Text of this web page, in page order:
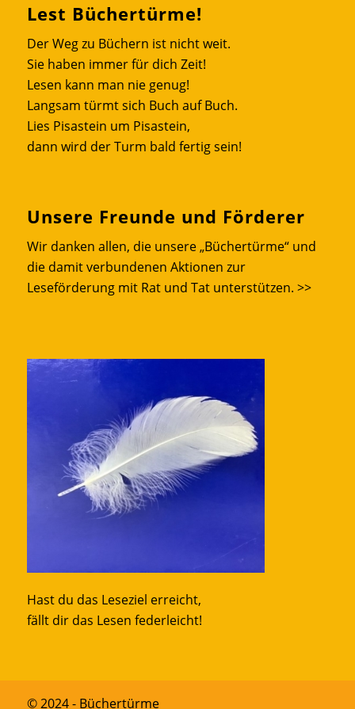
Lest Büchertürme!
Der Weg zu Büchern ist nicht weit.
Sie haben immer für dich Zeit!
Lesen kann man nie genug!
Langsam türmt sich Buch auf Buch.
Lies Pisastein um Pisastein,
dann wird der Turm bald fertig sein!
Unsere Freunde und Förderer
Wir danken allen, die unsere „Büchertürme“ und
die damit verbundenen Aktionen zur
Leseförderung mit Rat und Tat unterstützen. >>
Hast du das Leseziel erreicht,
fällt dir das Lesen federleicht!
© 2024 - Büchertürme